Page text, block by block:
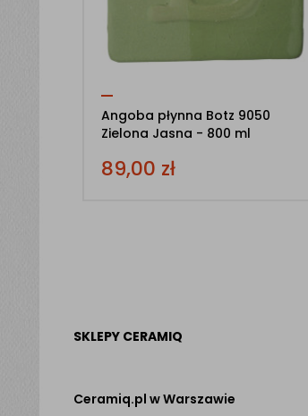
Angoba płynna Botz 9050
Zielona Jasna - 800 ml
89,00 zł
SKLEPY CERAMIQ
Ceramiq.pl w Warszawie